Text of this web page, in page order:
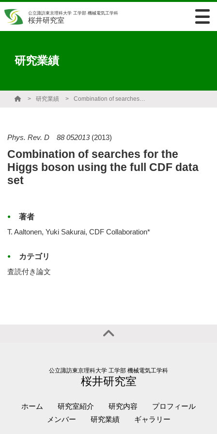
公立諏訪東京理科大学 工学部 機械電気工学科
桜井研究室
研究業績
研究業績 Combination of searches for the Higgs boson using the full CDF data set
Phys. Rev. D 88 052013 (2013)
Combination of searches for the
Higgs boson using the full CDF data
set
著者
T. Aaltonen, Yuki Sakurai, CDF Collaboration*
カテゴリ
査読付き論文
公立諏訪東京理科大学 工学部 機械電気工学科
桜井研究室
ホーム 研究室紹介 研究内容
プロフィール
メンバー
研究業績 ギャラリー